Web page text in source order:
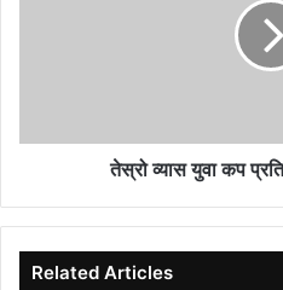
तेस्रो व्यास युवा कप
Related Articles